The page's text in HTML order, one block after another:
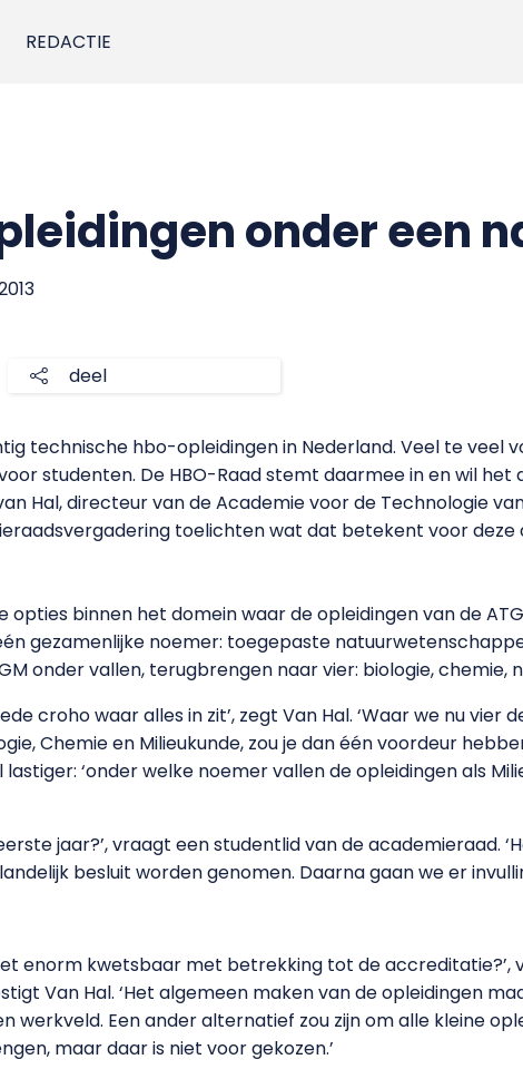
REDACTIE
onder een
deel
technische hbo-opleidingen in Nederland. Veel te veel
studenten. De HBO-Raad stemt daarmee in en wil het
Hal, directeur van de Academie voor de Technologie
toelichten wat dat betekent voor deze
opties binnen het domein waar de opleidingen van de
gezamenlijke noemer: toegepaste
onder vallen, terugbrengen naar vier: biologie, chemie,
croho waar alles in zit’, zegt Van Hal. ‘Waar we nu vier
Chemie en Milieukunde, zou je dan één voordeur
lastiger: ‘onder welke noemer vallen de opleidingen als
jaar?’, vraagt een studentlid van de academieraad.
besluit worden genomen. Daarna gaan we er
enorm kwetsbaar met betrekking tot de accreditatie?’,
Van Hal. ‘Het algemeen maken van de opleidingen
werkveld. Een ander alternatief zou zijn om alle kleine
maar daar is niet voor gekozen.’